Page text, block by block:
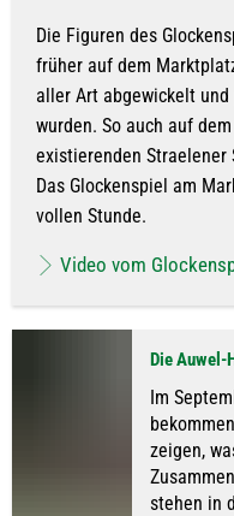
Die Figuren des
früher auf dem
aller Art abgewickelt
wurden. So auch auf
existierenden Straelener
Das Glockenspiel am
vollen Stunde.
Video vom
Die Auwel-
Im
zeigen,
stehen in